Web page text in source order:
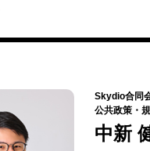
Skydio合同
公共政策・
中新